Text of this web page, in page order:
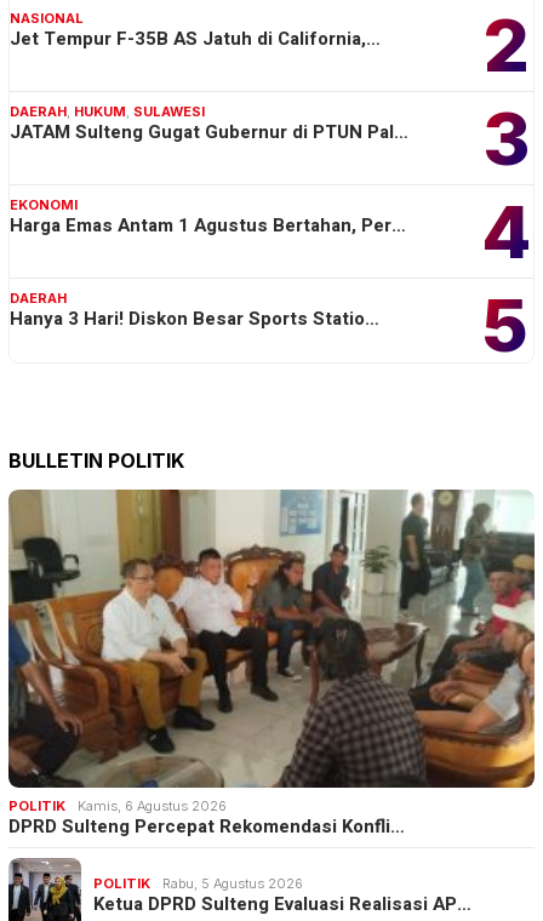
2
NASIONAL
Jet Tempur F-35B AS Jatuh di California,…
3
DAERAH, HUKUM, SULAWESI
JATAM Sulteng Gugat Gubernur di PTUN Pal…
4
EKONOMI
Harga Emas Antam 1 Agustus Bertahan, Per…
5
DAERAH
Hanya 3 Hari! Diskon Besar Sports Statio…
BULLETIN POLITIK
POLITIK Kamis, 6 Agustus 2026
DPRD Sulteng Percepat Rekomendasi Konfli…
POLITIK Rabu, 5 Agustus 2026
Ketua DPRD Sulteng Evaluasi Realisasi AP…